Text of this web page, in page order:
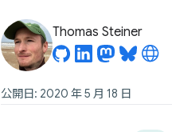
Thomas Steiner
公開日: 2020 年 5 月 18 日